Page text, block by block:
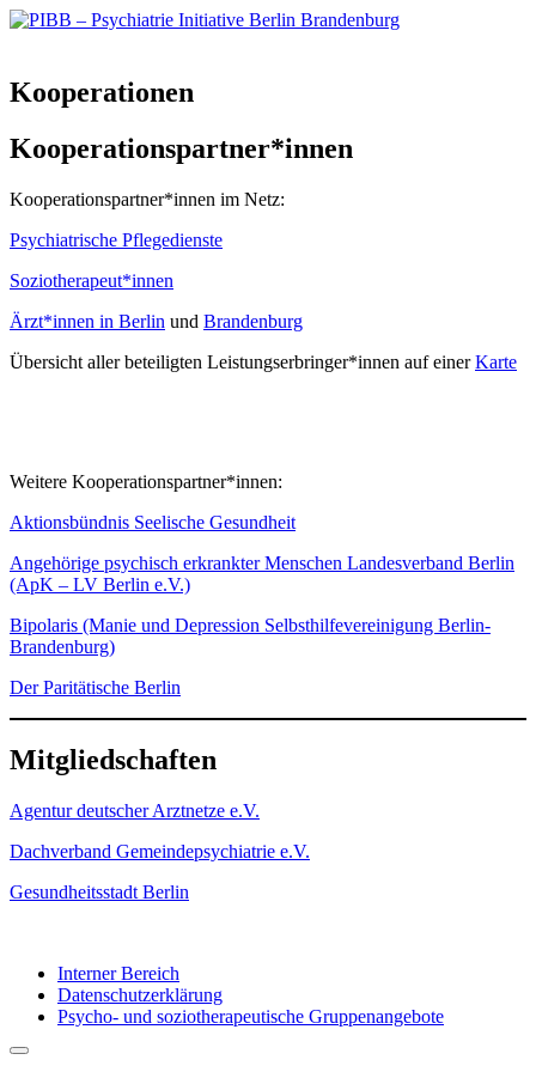
content
Kooperationen
Kooperationspartner*innen
Kooperationspartner*innen im Netz:
Psychiatrische Pflegedienste
Soziotherapeut*innen
Ärzt*innen in Berlin und Brandenburg
Übersicht aller beteiligten Leistungserbringer*innen auf einerKarte
Weitere Kooperationspartner*innen:
Aktionsbündnis Seelische Gesundheit
Angehörige psychisch erkrankter Menschen Landesverband Berlin
(ApK – LV Berlin e.V.)
Bipolaris (Manie und Depression Selbsthilfevereinigung Berlin-
Brandenburg)
Der Paritätische Berlin
Mitgliedschaften
Agentur deutscher Arztnetze e.V.
Dachverband Gemeindepsychiatrie e.V.
Gesundheitsstadt Berlin
Interner Bereich
Datenschutzerklärung
Psycho- und soziotherapeutische Gruppenangebote